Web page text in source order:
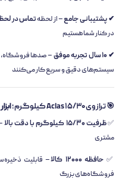
✔ پشتیبانی جامع– از لحظهتماس در
در کنار شما هستیم
✔ ۱۰ سال تجربه موفق
– صدها فروشگاه،
سیستم‌های دقیق و سریع کار می‌کنند
🎯 ترازوی Aclas ۱۵/۳۰ کیلوگرم؛
✅ظرفیت ۱۵/۳۰ کیلوگرم با دقت بالا
مشتری
✅ حافظه ۱۲۰۰۰ کالا
– قابلیت
فروشگاه‌های بزرگ